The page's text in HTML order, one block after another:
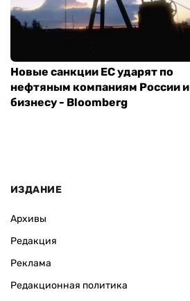
Новые санкции ЕС ударят по
нефтяным компаниям России и
бизнесу - Bloomberg
ИЗДАНИЕ
Архивы
Редакция
Реклама
Редакционная политика